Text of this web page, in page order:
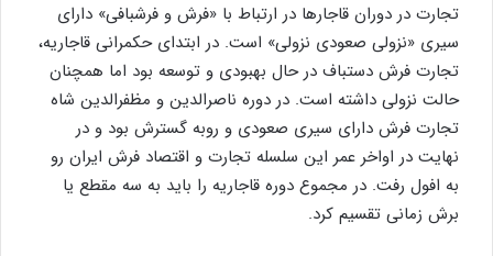
تجارت در دوران قاجارها در ارتباط با «فرش و فرشبافی» دارای
سیری «نزولی صعودی نزولی» است. در ابتدای حکمرانی قاجاریه،
تجارت فرش دستباف در حال بهبودی و توسعه بود اما همچنان
حالت نزولی داشته است. در دوره ناصرالدین و مظفرالدین شاه
تجارت فرش دارای سیری صعودی و روبه گسترش بود و در
نهایت در اواخر عمر این سلسله تجارت و اقتصاد فرش ایران رو
به افول رفت. در مجموع دوره قاجاریه را باید به سه مقطع یا
برش زمانی تقسیم کرد.